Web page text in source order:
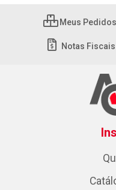
Meus Pedidos
Notas Fiscais